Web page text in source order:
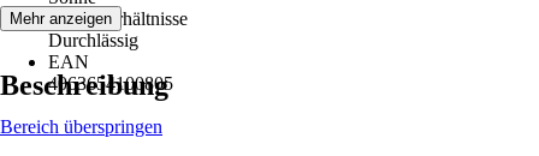
Bodenverhältnisse
Durchlässig
EAN
4063654100805
Mehr anzeigen
Beschreibung
Bereich überspringen